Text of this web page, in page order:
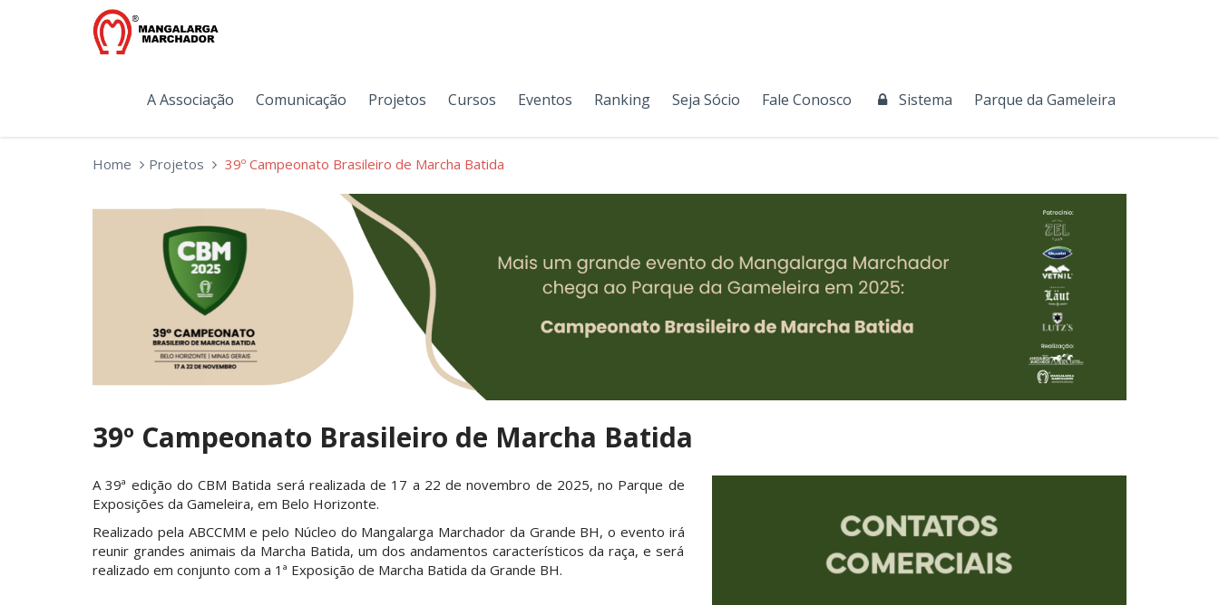
A Associação Comunicação Projetos Cursos Eventos Ranking Seja Sócio Fale Conosco Sistema Parque da Gameleira
Home Projetos 39º Campeonato Brasileiro de Marcha Batida
39º Campeonato Brasileiro de Marcha Batida
A 39ª edição do CBM Batida será realizada de 17 a 22 de novembro de 2025, no Parque de
Exposições da Gameleira, em Belo Horizonte.
Realizado pela ABCCMM e pelo Núcleo do Mangalarga Marchador da Grande BH, o evento irá
reunir grandes animais da Marcha Batida, um dos andamentos característicos da raça, e será
realizado em conjunto com a 1ª Exposição de Marcha Batida da Grande BH.